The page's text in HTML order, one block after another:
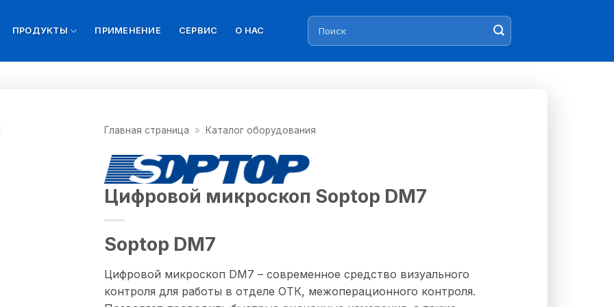
ПРОДУКТЫ ПРИМЕНЕНИЕ СЕРВИС О НАС
Искать:
Главная страница » Каталог оборудования
Цифровой микроскоп Soptop DM7
Soptop DM7
Цифровой микроскоп DM7 – современное средство визуального
контроля для работы в отделе ОТК, межоперационного контроля.